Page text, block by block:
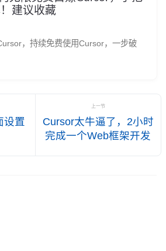
建议收藏
，持续免费使用Cursor，一步破
设置
上一节
Cursor太牛逼了，2小时
完成一个Web框架开发